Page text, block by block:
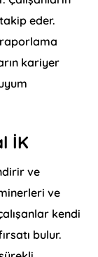
eder.
kariyer
İK
ve
ve
kendi
bulur.